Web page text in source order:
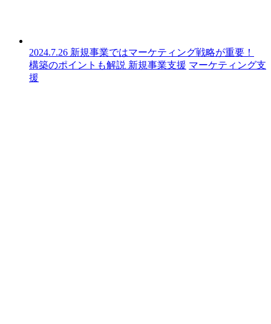
2024.7.26 新規事業ではマーケティング戦略が重要！
構築のポイントも解説 新規事業支援 マーケティング支
援